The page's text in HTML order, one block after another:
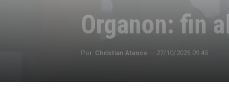
Organon: fin
Por Christian Atance - 27/10/2025 09:45